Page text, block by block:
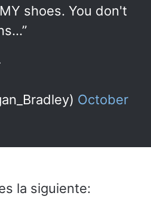
shoes. You don't
October
la siguiente: